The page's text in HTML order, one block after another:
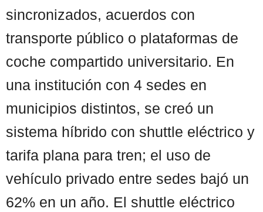
sincronizados, acuerdos con
transporte público o plataformas de
coche compartido universitario. En
una institución con 4 sedes en
municipios distintos, se creó un
sistema híbrido con shuttle eléctrico y
tarifa plana para tren; el uso de
vehículo privado entre sedes bajó un
62% en un año. El shuttle eléctrico